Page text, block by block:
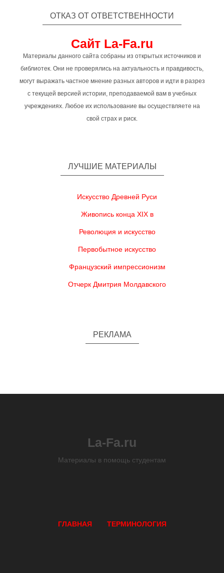
ОТКАЗ ОТ ОТВЕТСТВЕННОСТИ
Сайт La-Fa.ru
Материалы данного сайта собраны из открытых источников и
библиотек. Они не проверялись на актуальность и правдивость,
могут выражать частное мнение разных авторов и идти в разрез
с текущей версией истории, преподаваемой вам в учебных
учреждениях. Любое их использование вы осуществляете на
свой страх и риск.
ЛУЧШИЕ МАТЕРИАЛЫ
Искусство Древней Руси
Живопись конца XIX в
Революция и искусство
Первобытное искусство
Французский импрессионизм
Отчерк Дмитрия Молдавского
РЕКЛАМА
La-Fa.ru
Материалы в помощь студентам
ГЛАВНАЯ ТЕРМИНОЛОГИЯ